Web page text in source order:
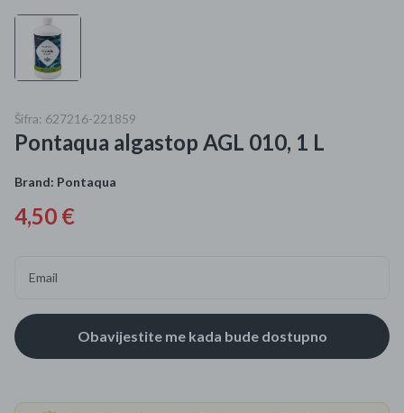
Kućanski aparati
Specijalne kategorije
Kišobrani akcija
Ograničena cijena
Najpopularniji proizvodi
Šifra: 627216-221859
Pontaqua algastop AGL 010, 1 L
Brand: Pontaqua
4,50 €
Email